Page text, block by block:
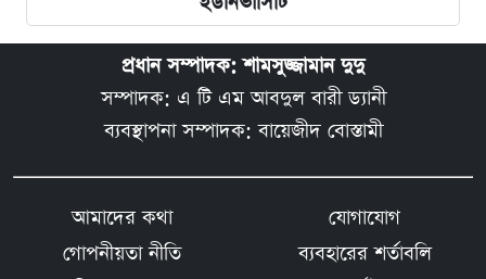
প্রধান সম্পাদক: শামসুজ্জামান দুদু
সম্পাদক: এ টি এম আবদুল বারী ড্যানী
ব্যবস্থাপনা সম্পাদক: বায়েজীদ বোস্তামী
আমাদের কথা
যোগাযোগ
গোপনীয়তা নীতি
ব্যবহারের শর্তাবলি